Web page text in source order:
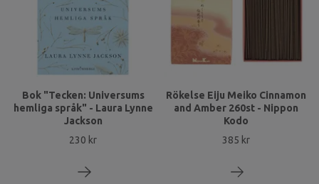
Bok "Tecken: Universums
hemliga språk" - Laura Lynne
Jackson
230 kr
Rökelse Eiju Meiko Cinnamon
and Amber 260st - Nippon
Kodo
385 kr